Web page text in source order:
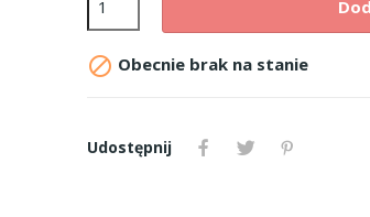
 Obecnie brak na stanie
Udostępnij